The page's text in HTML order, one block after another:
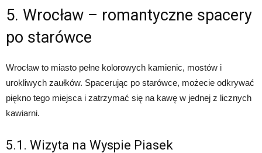
5. Wrocław – romantyczne spacery
po starówce
Wrocław to miasto pełne kolorowych kamienic, mostów i
urokliwych zaułków. Spacerując po starówce, możecie odkrywać
piękno tego miejsca i zatrzymać się na kawę w jednej z licznych
kawiarni.
5.1. Wizyta na Wyspie Piasek